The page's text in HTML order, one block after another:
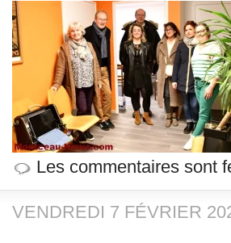
Les commentaires sont
VENDREDI 7 FÉVRIER